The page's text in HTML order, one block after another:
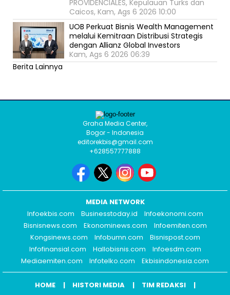
PROVIDENCIALES, Kepulauan Turks dan
Caicos, Kam, Ags 6 2026 10:00
UOB Perkuat Bisnis Wealth Management
melalui Kemitraan Distribusi Strategis
dengan Allianz Global Investors
Kam, Ags 6 2026 06:39
Berita Lainnya
Graha Media Center,
Bogor - Indonesia
editorekbis@gmail.com
+628557777888
MEDIA NETWORK
Infoekbis.com
Businesstoday.id
Infoekonomi.com
Bisnisnews.com
Ekonominews.com
Infoemiten.com
Kongsinews.com
Infobumn.com
Bisnispost.com
Infofinansial.com
Hallobisnis.com
Infoesdm.com
Mediaemiten.com
Infotelko.com Ekbisindonesia.com
HOME HISTORI MEDIA
TIM REDAKSI